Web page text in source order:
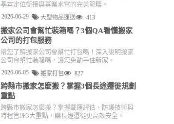
基本定位銜接與專業水電的完美範疇。
2026-06-29 大型物品運送 413
搬家公司會幫忙裝箱嗎？3個QA看懂搬家
公司的打包服務
帶您了解搬家公司會幫忙打包嗎！深入說明搬家
公司會幫忙裝箱嗎，讓您免動手住新家。
2026-06-05 搬家打包 827
跨縣市搬家怎麼搬？掌握3個長途遷徙規劃
重點
跨縣市搬家怎麼搬？掌握載運評估、防護技術與
時程管理3大重點，讓長途遷徙更高效安全。